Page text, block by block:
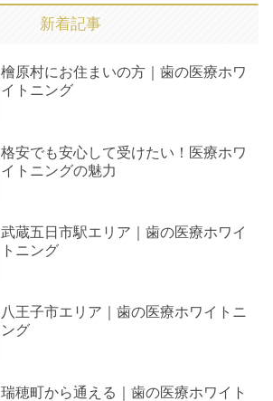
新着記事
檜原村にお住まいの方｜歯の医療ホワ
イトニング
格安でも安心して受けたい！医療ホワ
イトニングの魅力
武蔵五日市駅エリア｜歯の医療ホワイ
トニング
八王子市エリア｜歯の医療ホワイトニ
ング
瑞穂町から通える｜歯の医療ホワイト